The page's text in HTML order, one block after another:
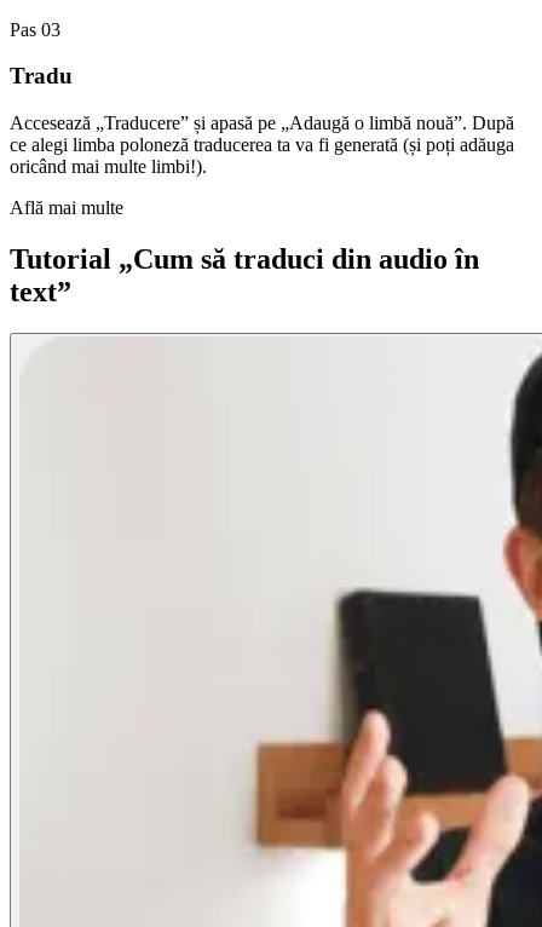
Pas 03
Tradu
Accesează „Traducere” și apasă pe „Adaugă o limbă nouă”. După
ce alegi limba poloneză traducerea ta va fi generată (și poți adăuga
oricând mai multe limbi!).
Află mai multe
Tutorial „Cum să traduci din audio în
text”